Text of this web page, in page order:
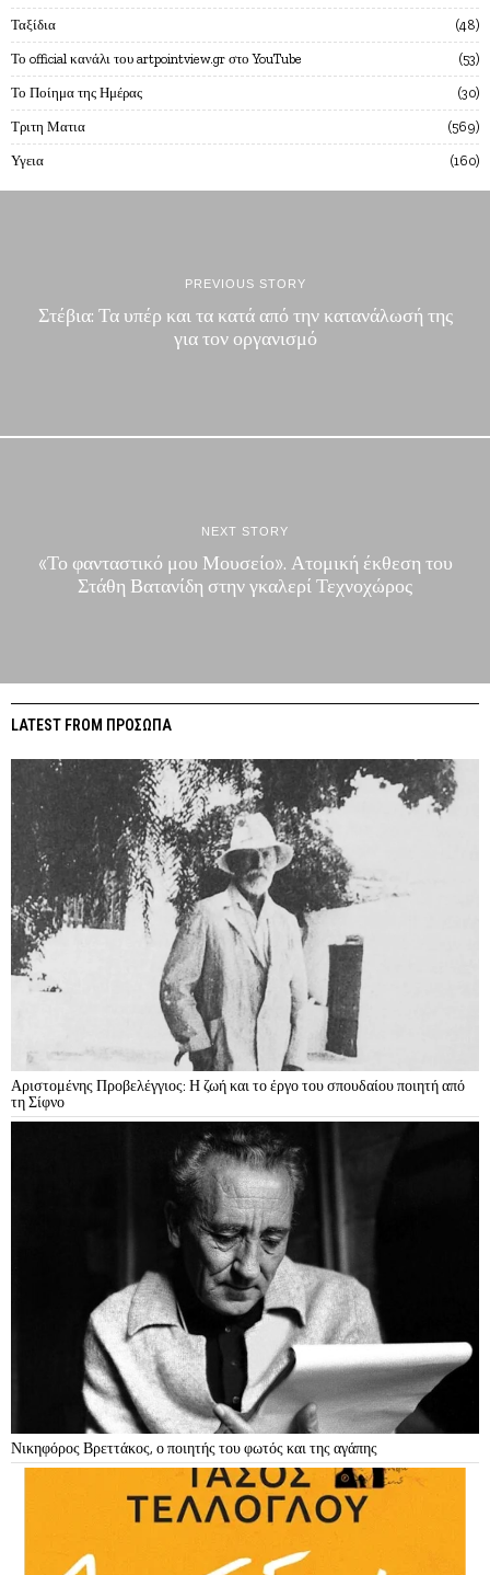
Ταξίδια 48
Το official κανάλι του artpointview.gr στο YouTube 53
Το Ποίημα της Ημέρας 30
Τριτη Ματια 569
Υγεια 160
PREVIOUS STORY
Στέβια: Τα υπέρ και τα κατά από την κατανάλωσή της
για τον οργανισμό
NEXT STORY
«Το φανταστικό μου Μουσείο». Ατομική έκθεση του
Στάθη Βατανίδη στην γκαλερί Τεχνοχώρος
LATEST FROM ΠΡΟΣΩΠΑ
Αριστομένης Προβελέγγιος: Η ζωή και το έργο του σπουδαίου ποιητή από
τη Σίφνο
Νικηφόρος Βρεττάκος, ο ποιητής του φωτός και της αγάπης